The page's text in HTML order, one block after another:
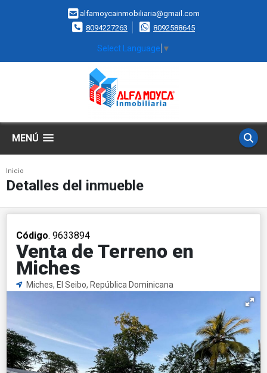
alfamoycainmobiliaria@gmail.com
8094227263
8092588645
Select Language ▼
MENÚ
Inicio
Detalles del inmueble
Código. 9633894
Venta de Terreno en
Miches
Miches, El Seibo, República Dominicana